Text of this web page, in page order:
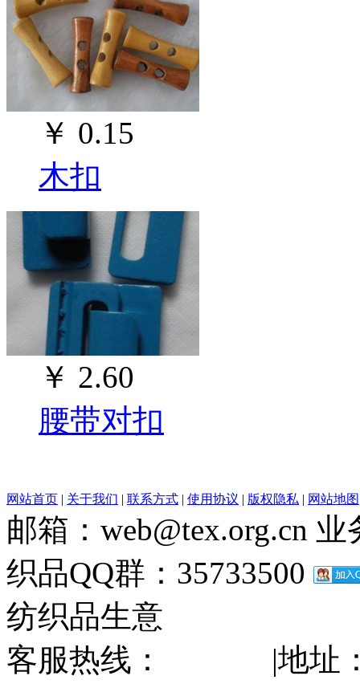
￥ 0.15
木扣
￥ 2.60
腰带对扣
网站首页 | 关于我们 | 联系方式 | 使用协议 | 版权隐私 | 网站地图
邮箱：web@tex.org.cn
织品QQ群：35733500
纺织品生意
客服热线：
|地址